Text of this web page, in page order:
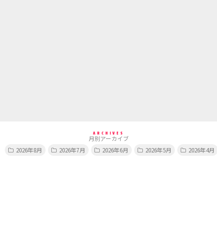
ARCHIVES
月別アーカイブ
2026年8月
2026年7月 2026年6月 2026年5月 2026年4月